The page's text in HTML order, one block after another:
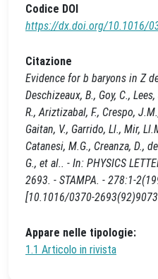
Codice DOI
https://dx.doi.org/10.1016/
Citazione
Evidence for b baryons in Z
Deschizeaux, B., Goy, C.,
R., Ariztizabal, F., Crespo,
Gaitan, V., Garrido, Ll., Mir,
Catanesi, M.G., Creanza, D.,
G., et al.. - In: PHYSICS
2693. - STAMPA. - 278:1-
[10.1016/0370-
Appare nelle tipologie:
1.1 Articolo in rivista